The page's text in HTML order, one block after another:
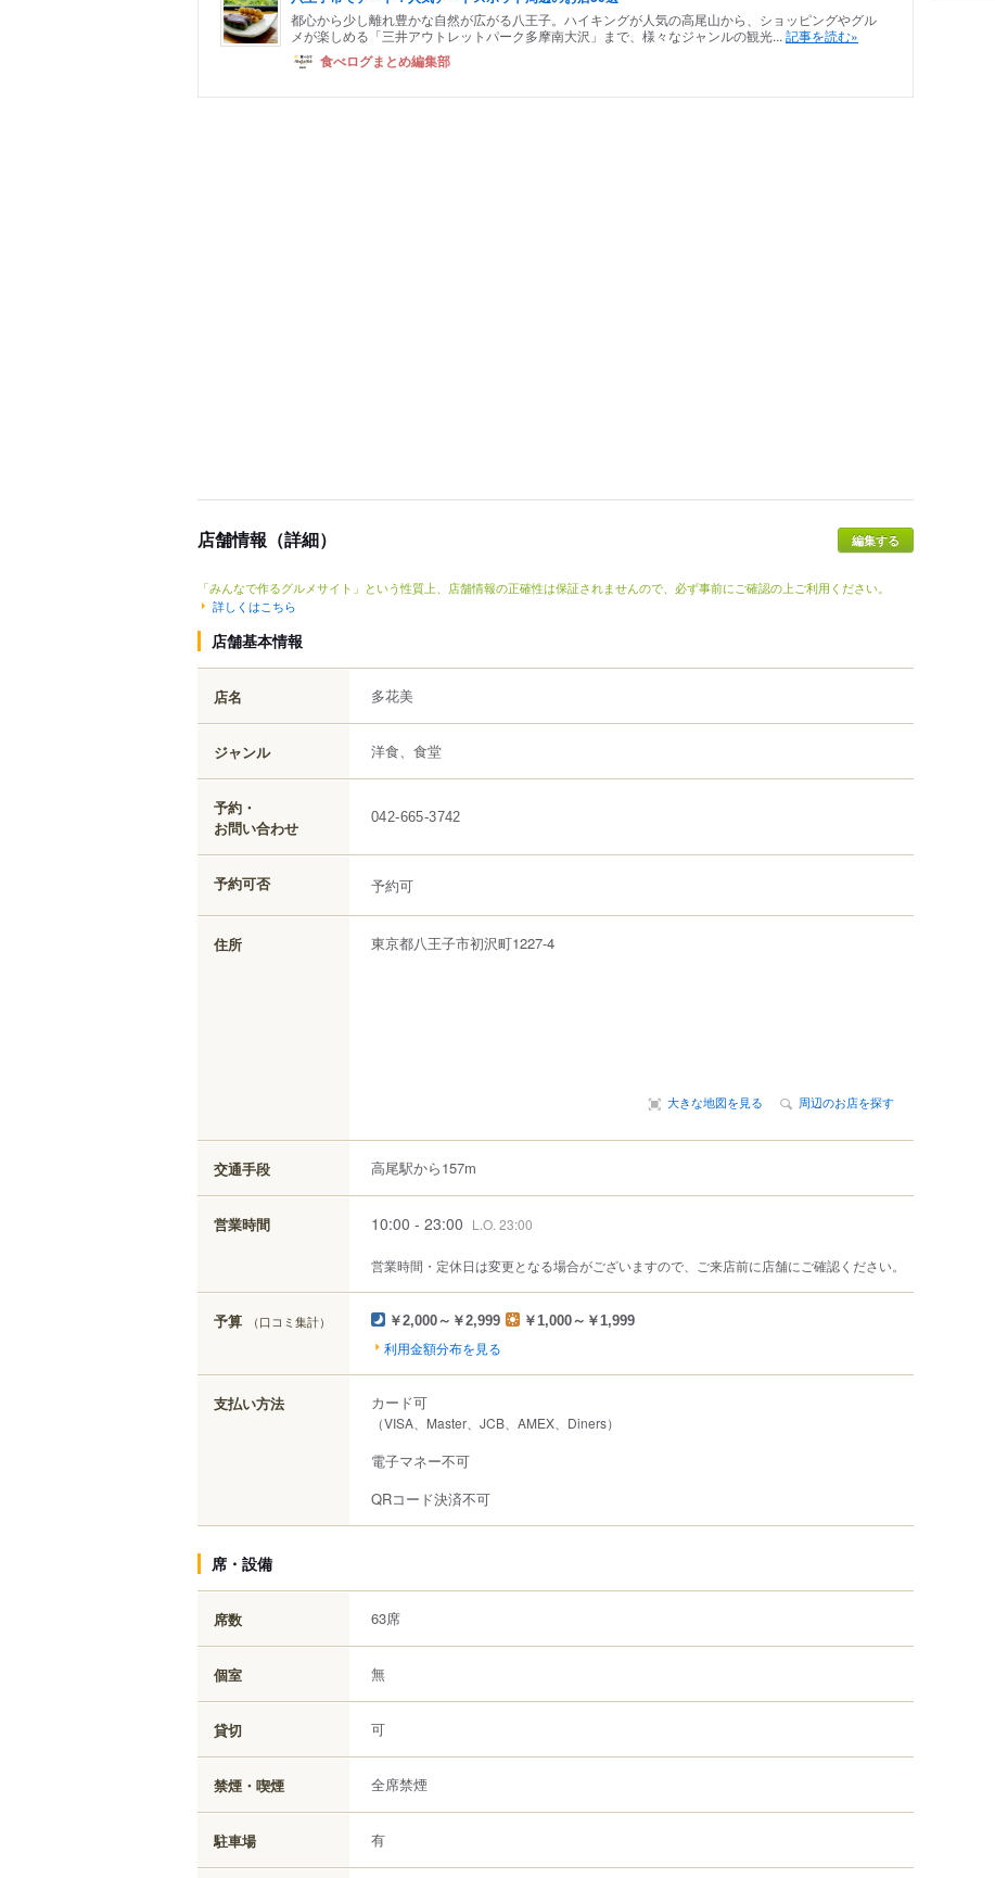
都心から少し離れ豊かな自然が広がる八王子。ハイキングが人気の高尾山から、ショッピングやグル
メが楽しめる「三井アウトレットパーク多摩南大沢」まで、様々なジャンルの観光... 記事を読む»
食べログまとめ編集部
店舗情報（詳細）
「みんなで作るグルメサイト」という性質上、店舗情報の正確性は保証されませんので、必ず事前にご確認の上ご利用ください。
詳しくはこちら
店舗基本情報
店名 多花美
ジャンル 洋食、食堂
予約・
お問い合わせ
042-665-3742
予約可否 予約可
住所 東京都八王子市初沢町1227-4
大きな地図を見る 周辺のお店を探す
交通手段 高尾駅から157m
営業時間 10:00 - 23:00 L.O. 23:00
営業時間・定休日は変更となる場合がございますので、ご来店前に店舗にご確認ください。
予算 （口コミ集計） ￥2,000～￥2,999 ￥1,000～￥1,999
利用金額分布を見る
支払い方法 カード可
（VISA、Master、JCB、AMEX、Diners）
電子マネー不可
QRコード決済不可
席・設備
席数 63席
個室 無
貸切 可
禁煙・喫煙 全席禁煙
駐車場 有